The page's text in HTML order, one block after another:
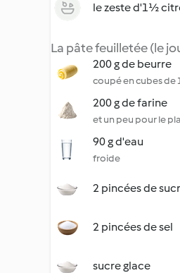
le zeste d'1½
La pâte feuilletée (le
200 g de beurre
coupé en cubes de
200 g de farine
et un peu pour le
90 g d'eau
froide
2 pincées de
2 pincées de sel
sucre glace